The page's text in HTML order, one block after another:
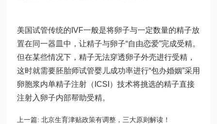
美国试管传统的IVF一般是将卵子与一定数量的精子放
置在同一器皿中，让精子与卵子“自由恋爱”完成受精。
但在某些情况下，精子无法穿透卵子外壳进行受精，
这时就需要胚胎师试管婴儿成功率进行“包办婚姻”采用
卵胞浆内单精子注射（ICSI）技术将挑选的精子直接
注射入卵子内部帮助受精。
上一篇: 北京生育津贴政策有调整，三大原则解读！